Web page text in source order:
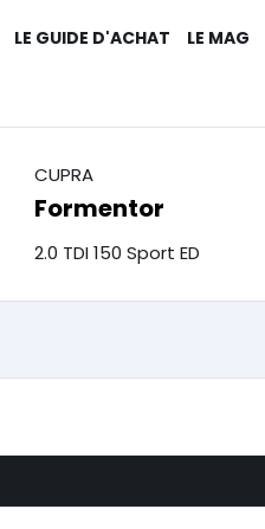
LE GUIDE D'ACHAT LE MAG
CUPRA
Formentor
2.0 TDI 150 Sport ED